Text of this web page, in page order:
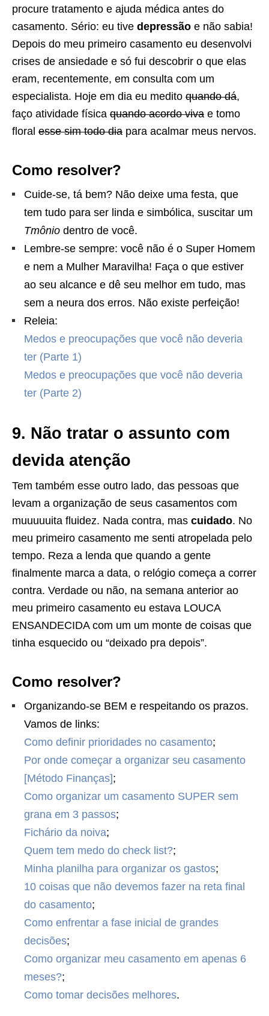
procure tratamento e ajuda médica antes do
casamento. Sério: eu tive depressão e não sabia!
Depois do meu primeiro casamento eu desenvolvi
crises de ansiedade e só fui descobrir o que elas
eram, recentemente, em consulta com um
especialista. Hoje em dia eu medito quando dá,
faço atividade física quando acordo viva e tomo
floral esse sim todo dia para acalmar meus nervos.
Como resolver?
Cuide-se, tá bem? Não deixe uma festa, que
tem tudo para ser linda e simbólica, suscitar um
Tmônio dentro de você.
Lembre-se sempre: você não é o Super Homem
e nem a Mulher Maravilha! Faça o que estiver
ao seu alcance e dê seu melhor em tudo, mas
sem a neura dos erros. Não existe perfeição!
Releia:
Medos e preocupações que você não deveria
ter (Parte 1)
Medos e preocupações que você não deveria
ter (Parte 2)
9. Não tratar o assunto com
devida atenção
Tem também esse outro lado, das pessoas que
levam a organização de seus casamentos com
muuuuuita fluidez. Nada contra, mas cuidado. No
meu primeiro casamento me senti atropelada pelo
tempo. Reza a lenda que quando a gente
finalmente marca a data, o relógio começa a correr
contra. Verdade ou não, na semana anterior ao
meu primeiro casamento eu estava LOUCA
ENSANDECIDA com um um monte de coisas que
tinha esquecido ou “deixado pra depois”.
Como resolver?
Organizando-se BEM e respeitando os prazos.
Vamos de links:
Como definir prioridades no casamento;
Por onde começar a organizar seu casamento
[Método Finanças];
Como organizar um casamento SUPER sem
grana em 3 passos;
Fichário da noiva;
Quem tem medo do check list?;
Minha planilha para organizar os gastos;
10 coisas que não devemos fazer na reta final
do casamento;
Como enfrentar a fase inicial de grandes
decisões;
Como organizar meu casamento em apenas 6
meses?;
Como tomar decisões melhores.